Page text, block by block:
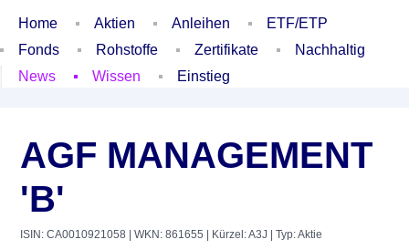
Home Aktien Anleihen
ETF/ETP
Fonds
Rohstoffe Zertifikate
Nachhaltig
News
Wissen Einstieg
AGF MANAGEMENT
'B'
ISIN: CA0010921058 | WKN: 861655 | Kürzel: A3J | Typ: Aktie